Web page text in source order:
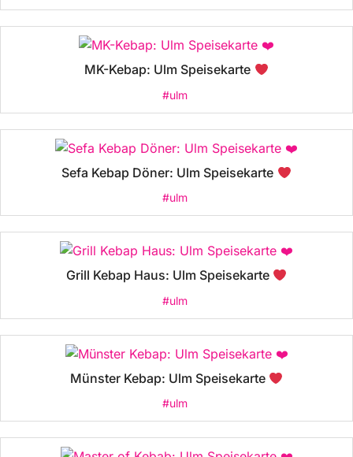
MK-Kebap: Ulm Speisekarte
#ulm
Sefa Kebap Döner: Ulm Speisekarte
#ulm
Grill Kebap Haus: Ulm Speisekarte
#ulm
Münster Kebap: Ulm Speisekarte
#ulm